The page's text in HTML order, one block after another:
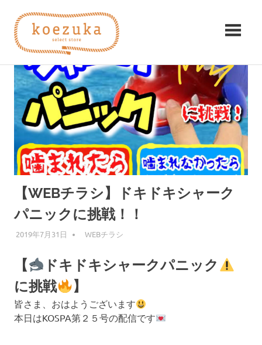
ツ
koezuka（こ
づ
か）
つ
け
る
シ
ア
セ。
【WEBチラシ】ドキドキシャーク
パニックに挑戦！！
2019年7月31日 KZK
WEBチラシ
【
ドキドキシャークパニック
に挑戦
】
皆さま、おはようございます
本日はKOSPA第２５号の配信です